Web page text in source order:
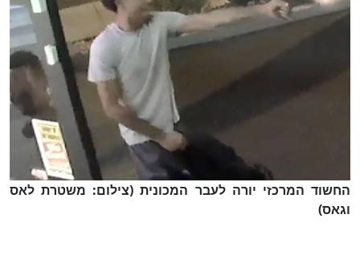
וגאס)